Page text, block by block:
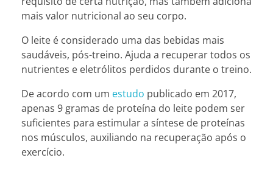
mais valor nutricional ao seu corpo.
O leite é considerado uma das bebidas mais
saudáveis, pós-treino. Ajuda a recuperar todos os
nutrientes e eletrólitos perdidos durante o treino.
De acordo com um estudo publicado em 2017,
apenas 9 gramas de proteína do leite podem ser
suficientes para estimular a síntese de proteínas
nos músculos, auxiliando na recuperação após o
exercício.